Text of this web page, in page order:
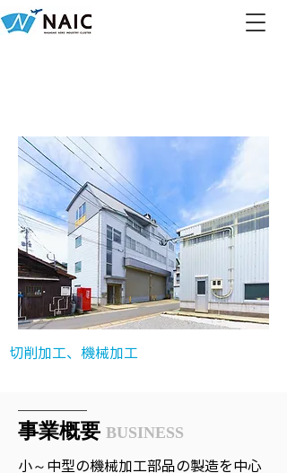
切削加工、機械加工
事業概要 BUSINESS
小～中型の機械加工部品の製造を中心